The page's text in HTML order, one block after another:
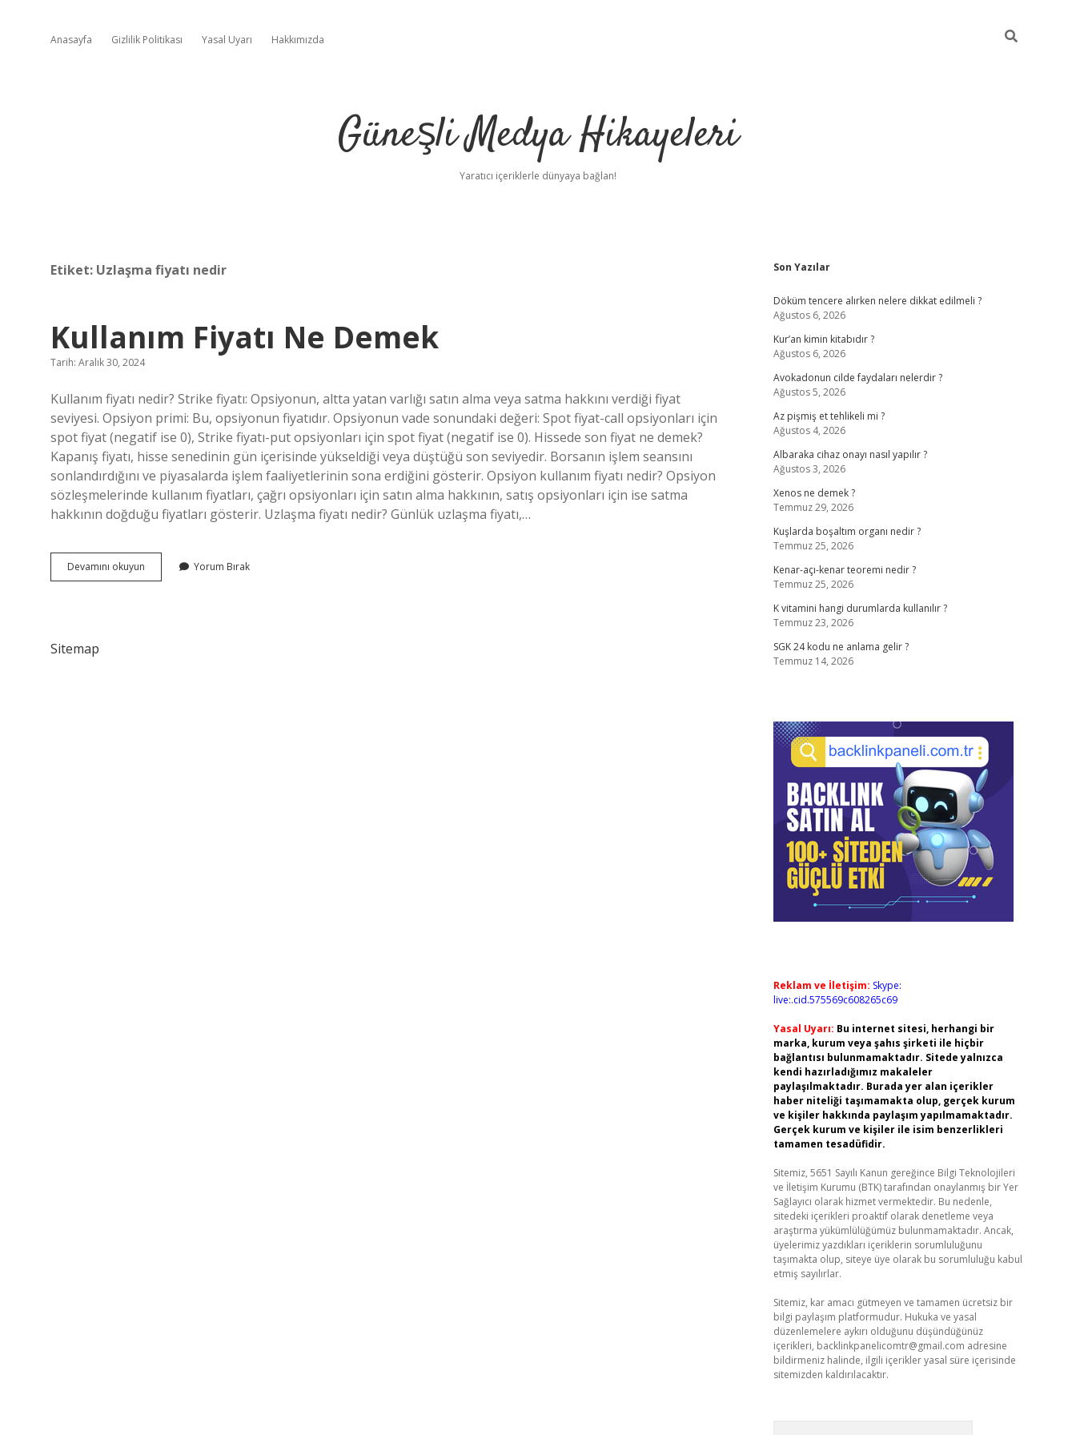
Anasayfa Gizlilik Politikası Yasal Uyarı Hakkımızda
Güneşli Medya Hikayeleri
Yaratıcı içeriklerle dünyaya bağlan!
Etiket: Uzlaşma fiyatı nedir
Kullanım Fiyatı Ne Demek
Tarih: Aralık 30, 2024
Kullanım fiyatı nedir? Strike fiyatı: Opsiyonun, altta yatan varlığı satın alma veya satma hakkını verdiği fiyat
seviyesi. Opsiyon primi: Bu, opsiyonun fiyatıdır. Opsiyonun vade sonundaki değeri: Spot fiyat-call opsiyonları için
spot fiyat (negatif ise 0), Strike fiyatı-put opsiyonları için spot fiyat (negatif ise 0). Hissede son fiyat ne demek?
Kapanış fiyatı, hisse senedinin gün içerisinde yükseldiği veya düştüğü son seviyedir. Borsanın işlem seansını
sonlandırdığını ve piyasalarda işlem faaliyetlerinin sona erdiğini gösterir. Opsiyon kullanım fiyatı nedir? Opsiyon
sözleşmelerinde kullanım fiyatları, çağrı opsiyonları için satın alma hakkının, satış opsiyonları için ise satma
hakkının doğduğu fiyatları gösterir. Uzlaşma fiyatı nedir? Günlük uzlaşma fiyatı,…
Devamını okuyun Kullanım
Fiyatı
Yorum Bırak
Sitemap
Sidebar
Son Yazılar
Döküm tencere alırken nelere dikkat edilmeli ?
Ağustos 6, 2026
Kur’an kimin kitabıdır ?
Ağustos 6, 2026
Avokadonun cilde faydaları nelerdir ?
Ağustos 5, 2026
Az pişmiş et tehlikeli mi ?
Ağustos 4, 2026
Albaraka cihaz onayı nasıl yapılır ?
Ağustos 3, 2026
Xenos ne demek ?
Temmuz 29, 2026
Kuşlarda boşaltım organı nedir ?
Temmuz 25, 2026
Kenar-açı-kenar teoremi nedir ?
Temmuz 25, 2026
K vitamini hangi durumlarda kullanılır ?
Temmuz 23, 2026
SGK 24 kodu ne anlama gelir ?
Temmuz 14, 2026
Reklam ve İletişim: Skype:
live:.cid.575569c608265c69
Yasal Uyarı: Bu internet sitesi, herhangi bir
marka, kurum veya şahıs şirketi ile hiçbir
bağlantısı bulunmamaktadır. Sitede yalnızca
kendi hazırladığımız makaleler
paylaşılmaktadır. Burada yer alan içerikler
haber niteliği taşımamakta olup, gerçek kurum
ve kişiler hakkında paylaşım yapılmamaktadır.
Gerçek kurum ve kişiler ile isim benzerlikleri
tamamen tesadüfidir.
Sitemiz, 5651 Sayılı Kanun gereğince Bilgi Teknolojileri
ve İletişim Kurumu (BTK) tarafından onaylanmış bir Yer
Sağlayıcı olarak hizmet vermektedir. Bu nedenle,
sitedeki içerikleri proaktif olarak denetleme veya
araştırma yükümlülüğümüz bulunmamaktadır. Ancak,
üyelerimiz yazdıkları içeriklerin sorumluluğunu
taşımakta olup, siteye üye olarak bu sorumluluğu kabul
etmiş sayılırlar.
Sitemiz, kar amacı gütmeyen ve tamamen ücretsiz bir
bilgi paylaşım platformudur. Hukuka ve yasal
düzenlemelere aykırı olduğunu düşündüğünüz
içerikleri, backlinkpanelicomtr@gmail.com adresine
bildirmeniz halinde, ilgili içerikler yasal süre içerisinde
sitemizden kaldırılacaktır.